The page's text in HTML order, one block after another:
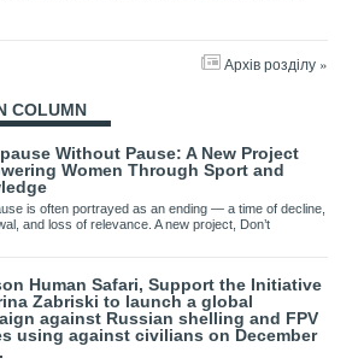
Архів розділу »
COLUMN
Without Pause: A New Project
Women Through Sport and
is often portrayed as an ending — a time of decline,
and loss of relevance. A new project, Don’t
Human Safari, Support the Initiative
Zabriski to launch a global
against Russian shelling and FPV
using against civilians on December